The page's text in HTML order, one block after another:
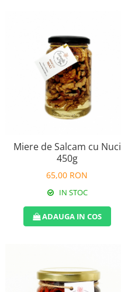
Miere de Salcam cu Nuci
450g
65,00 RON
IN STOC
ADAUGA IN COS